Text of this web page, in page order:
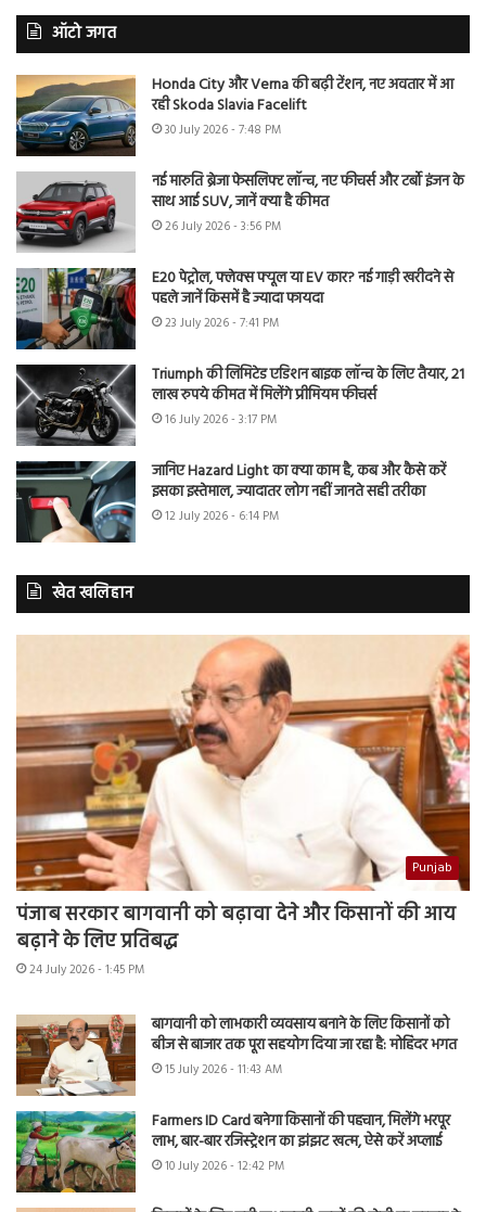
ऑटो जगत
Honda City और Verna की बढ़ी टेंशन, नए अवतार में आ
रही Skoda Slavia Facelift
30 July 2026 - 7:48 PM
नई मारुति ब्रेजा फेसलिफ्ट लॉन्च, नए फीचर्स और टर्बो इंजन के
साथ आई SUV, जानें क्या है कीमत
26 July 2026 - 3:56 PM
E20 पेट्रोल, फ्लेक्स फ्यूल या EV कार? नई गाड़ी खरीदने से
पहले जानें किसमें है ज्यादा फायदा
23 July 2026 - 7:41 PM
Triumph की लिमिटेड एडिशन बाइक लॉन्च के लिए तैयार, 21
लाख रुपये कीमत में मिलेंगे प्रीमियम फीचर्स
16 July 2026 - 3:17 PM
जानिए Hazard Light का क्या काम है, कब और कैसे करें
इसका इस्तेमाल, ज्यादातर लोग नहीं जानते सही तरीका
12 July 2026 - 6:14 PM
खेत खलिहान
Punjab
पंजाब सरकार बागवानी को बढ़ावा देने और किसानों की आय
बढ़ाने के लिए प्रतिबद्ध
24 July 2026 - 1:45 PM
बागवानी को लाभकारी व्यवसाय बनाने के लिए किसानों को
बीज से बाजार तक पूरा सहयोग दिया जा रहा है: मोहिंदर भगत
15 July 2026 - 11:43 AM
Farmers ID Card बनेगा किसानों की पहचान, मिलेंगे भरपूर
लाभ, बार-बार रजिस्ट्रेशन का झंझट खत्म, ऐसे करें अप्लाई
10 July 2026 - 12:42 PM